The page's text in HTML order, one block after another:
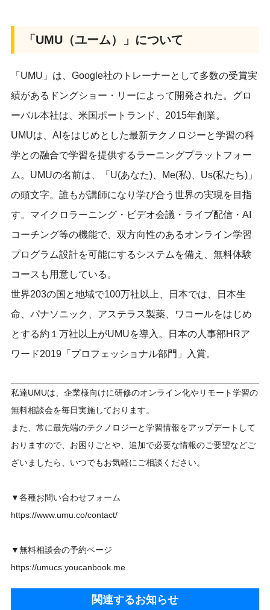
「UMU（ユーム）」について
「UMU」は、Google社のトレーナーとして多数の受賞実
績があるドングショー・リーによって開発された。グロ
ーバル本社は、米国ポートランド、2015年創業。
UMUは、AIをはじめとした最新テクノロジーと学習の科
学との融合で学習を提供するラーニングプラットフォー
ム。UMUの名前は、「U(あなた)、Me(私)、Us(私たち)」
の頭文字。誰もが講師になり学び合う世界の実現を目指
す。マイクロラーニング・ビデオ会議・ライブ配信・AI
コーチング等の機能で、双方向性のあるオンライン学習
プログラム設計を可能にするシステムを備え、無料体験
コースも用意している。
世界203の国と地域で100万社以上、日本では、日本生
命、パナソニック、アステラス製薬、ワコールをはじめ
とする約１万社以上がUMUを導入。日本の人事部HRア
ワード2019「プロフェッショナル部門」入賞。
私達UMUは、企業様向けに研修のオンライン化やリモート学習の
無料相談会を毎日実施しております。
また、常に最先端のテクノロジーと学習情報をアップデートして
おりますので、お困りごとや、追加で必要な情報のご要望などご
ざいましたら、いつでもお気軽にご相談ください。
▼各種お問い合わせフォーム
https://www.umu.co/contact/
▼無料相談会の予約ページ
https://umucs.youcanbook.me
関連するお知らせ